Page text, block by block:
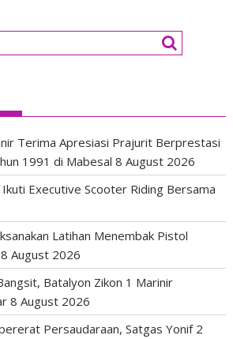
Terima Apresiasi Prajurit Berprestasi
1991 di Mabesal 8 August 2026
Executive Scooter Riding Bersama
Latihan Menembak Pistol
8 August 2026
Batalyon Zikon 1 Marinir
8 August 2026
Persaudaraan, Satgas Yonif 2